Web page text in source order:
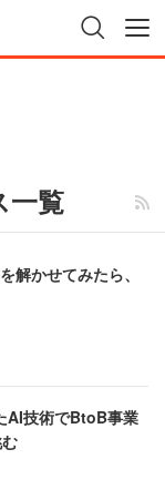
一覧
解かせてみたら、
技術でBtoB事業